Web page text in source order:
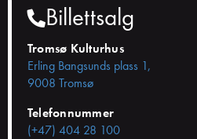
Billettsalg
Tromsø Kulturhus
Erling Bangsunds plass 1,
9008 Tromsø
Telefonnummer
(+47) 404 28 100